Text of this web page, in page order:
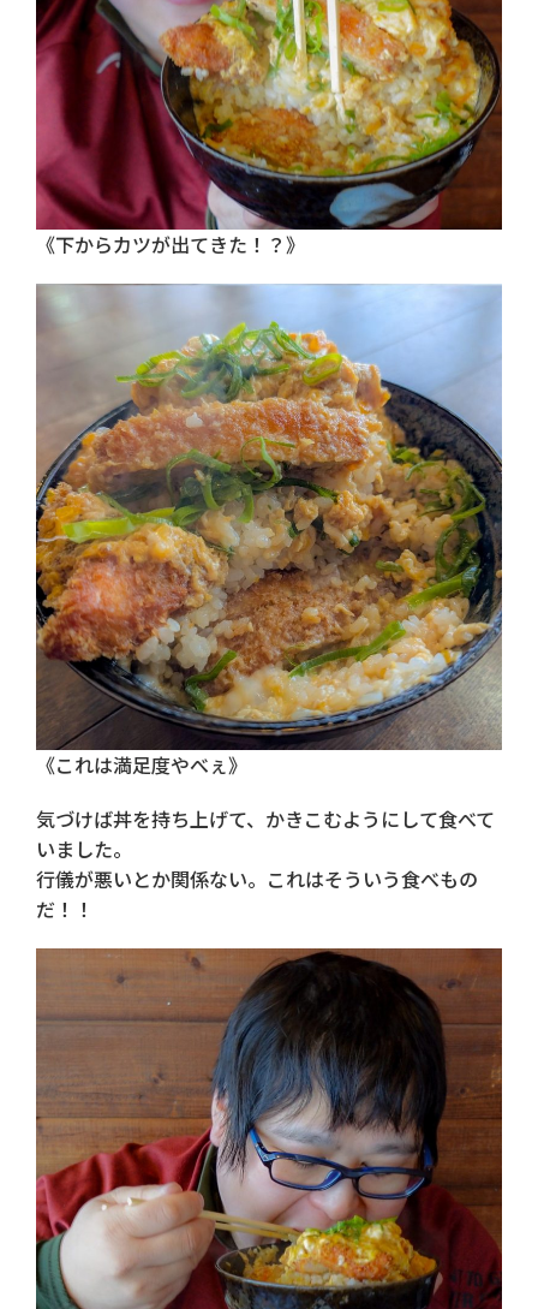
《下からカツが出てきた！？》
《これは満足度やべぇ》
気づけば丼を持ち上げて、かきこむようにして食べて
いました。
行儀が悪いとか関係ない。これはそういう食べもの
だ！！